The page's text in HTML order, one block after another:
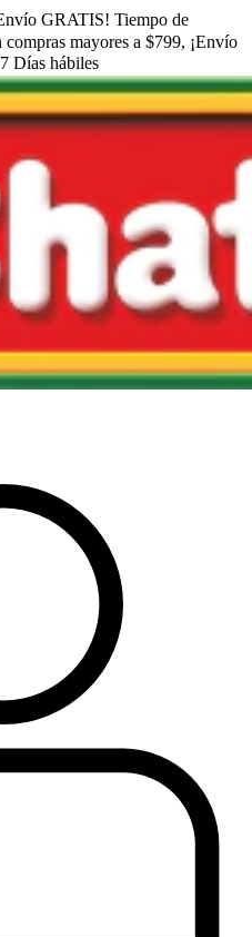
GRATIS! ㅤㅤTiempo de
compras mayores a $799, ¡Envío
7 Días hábiles